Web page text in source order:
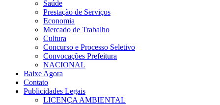
Saúde
Prestação de Serviços
Economia
Mercado de Trabalho
Cultura
Concurso e Processo Seletivo
Convocações Prefeitura
NACIONAL
Baixe Agora
Contato
Publicidades Legais
LICENÇA AMBIENTAL